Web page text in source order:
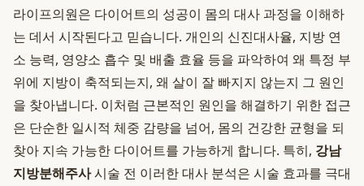
라이프의원은 다이어트의 성공이 몸의 대사 과정을 이해하
는 데서 시작된다고 믿습니다. 개인의 신진대사율, 지방 연
소 능력, 영양소 흡수 및 배출 효율 등을 파악하여 왜 특정 부
위에 지방이 축적되는지, 왜 살이 잘 빠지지 않는지 그 원인
을 찾아냅니다. 이처럼 근본적인 원인을 해결하기 위한 접근
은 단순한 일시적 체중 감량을 넘어, 몸의 건강한 균형을 되
찾아 지속 가능한 다이어트를 가능하게 합니다. 특히, 강남
지방분해주사시술 전 이러한 대사 분석은 시술 효과를 극대